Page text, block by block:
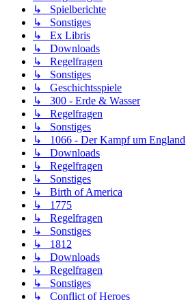
↳ Spielberichte
↳ Sonstiges
↳ Ex Libris
↳ Downloads
↳ Regelfragen
↳ Sonstiges
↳ Geschichtsspiele
↳ 300 - Erde & Wasser
↳ Regelfragen
↳ Sonstiges
↳ 1066 - Der Kampf um England
↳ Downloads
↳ Regelfragen
↳ Sonstiges
↳ Birth of America
↳ 1775
↳ Regelfragen
↳ Sonstiges
↳ 1812
↳ Downloads
↳ Regelfragen
↳ Sonstiges
↳ Conflict of Heroes